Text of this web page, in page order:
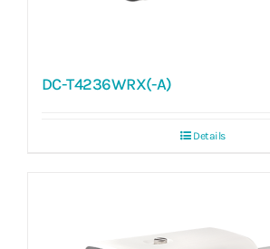
DC-T4236WRX(-A)
Details